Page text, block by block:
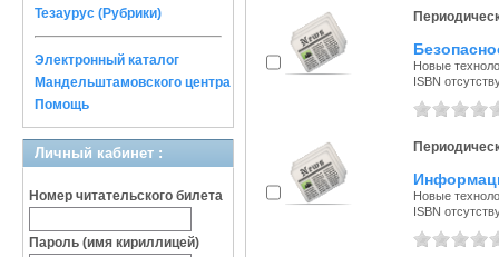
Тезаурус (Рубрики)
Электронный каталог
Мандельштамовского центра
Помощь
Личный кабинет :
Номер читательского билета
Пароль (имя кириллицей)
Новые
ISBN
Новые
ISBN